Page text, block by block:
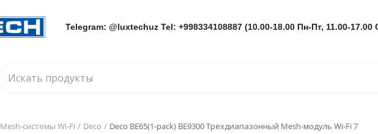
Telegram: @luxtechuz Tel: +998334108887 (10.00-18.00 Пн-Пт, 11.00-17.00
Mesh-системы Wi-Fi Deco Deco BE65(1-pack) BE9300 Трехдиапазонный Mesh-модуль Wi-Fi 7